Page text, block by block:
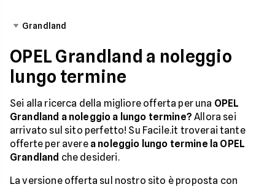
Grandland
OPEL Grandland a noleggio
lungo termine
Sei alla ricerca della migliore offerta per una OPEL
Grandland a noleggio a lungo termine? Allora sei
arrivato sul sito perfetto! Su Facile.it troverai tante
offerte per avere a noleggio lungo termine la OPEL
Grandland che desideri.
La versione offerta sul nostro sito è proposta con